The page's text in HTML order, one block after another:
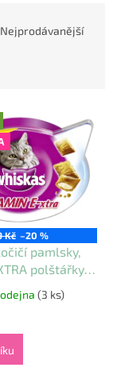
Nejprodávanější
Kč –20 %
pamlsky,
polštářky,
(3 ks)